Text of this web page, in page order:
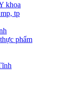
khoa
tp
phẩm